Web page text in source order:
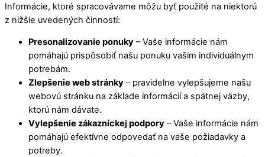
Informácie, ktoré spracovávame môžu byť použité na niektorú
z nižšie uvedených činností:
Presonalizovanie ponuky – Vaše informácie nám
pomáhajú prispôsobiť našu ponuku vašim individuálnym
potrebám.
Zlepšenie web stránky – pravidelne vylepšujeme našu
webovú stránku na základe informácií a spätnej väzby,
ktorú nám dávate.
Vylepšenie zákazníckej podpory – Vaše informácie nám
pomáhajú efektívne odpovedať na vaše požiadavky a
potreby.